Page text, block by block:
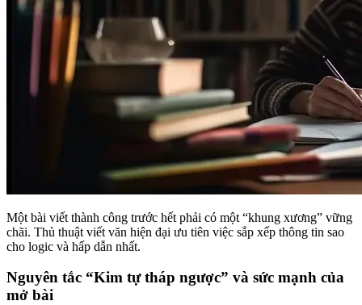
Một bài viết thành công trước hết phải có một “khung xương” vững
chãi. Thủ thuật viết văn hiện đại ưu tiên việc sắp xếp thông tin sao
cho logic và hấp dẫn nhất.
Nguyên tắc “Kim tự tháp ngược” và sức mạnh của
mở bài